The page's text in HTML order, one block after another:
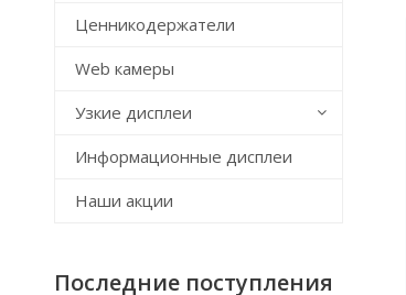
Ценникодержатели
Web камеры
Узкие дисплеи
Информационные дисплеи
Наши акции
Последние поступления